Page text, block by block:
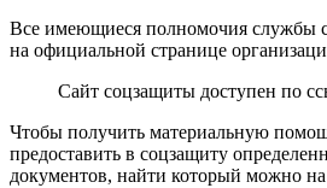
Все имеющиеся полномочия службы
на официальной странице
Сайт соцзащиты доступен по
Чтобы получить материальную
предоставить в соцзащиту
документов, найти который можно